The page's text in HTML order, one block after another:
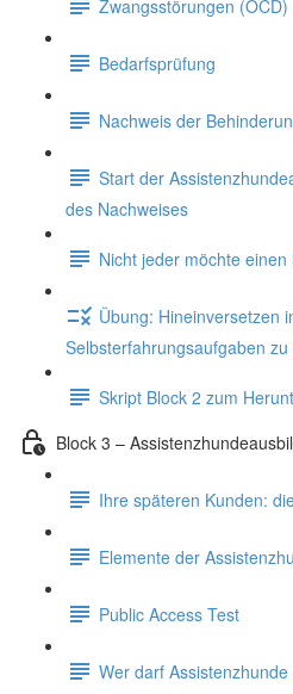
Zwangsstörungen (OCD)
Bedarfsprüfung
Nachweis der
Start der
des Nachweises
Nicht jeder möchte
Übung: Hineinversetzen
Selbsterfahrungsaufgaben zu
Skript Block 2 zum
Block 3 –
Ihre späteren Kunden:
Elemente der
Public Access Test
Wer darf